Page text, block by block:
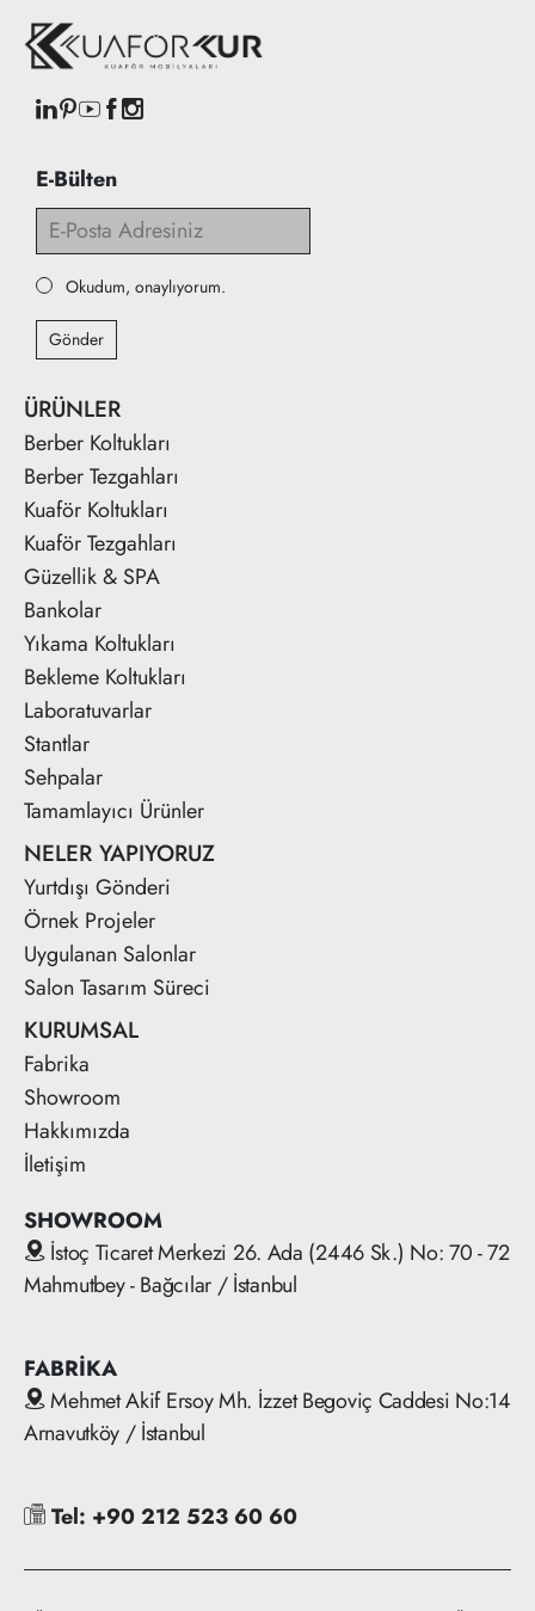
E-Bülten
Okudum, onaylıyorum.
Gönder
ÜRÜNLER
Berber Koltukları
Berber Tezgahları
Kuaför Koltukları
Kuaför Tezgahları
Güzellik & SPA
Bankolar
Yıkama Koltukları
Bekleme Koltukları
Laboratuvarlar
Stantlar
Sehpalar
Tamamlayıcı Ürünler
NELER YAPIYORUZ
Yurtdışı Gönderi
Örnek Projeler
Uygulanan Salonlar
Salon Tasarım Süreci
KURUMSAL
Fabrika
Showroom
Hakkımızda
İletişim
SHOWROOM
İstoç Ticaret Merkezi 26. Ada (2446 Sk.) No: 70 - 72
Mahmutbey - Bağcılar / İstanbul
FABRİKA
Mehmet Akif Ersoy Mh. İzzet Begoviç Caddesi No:14
Arnavutköy / İstanbul
Tel: +90 212 523 60 60